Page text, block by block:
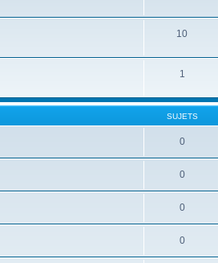
10
1
SUJETS
0
0
0
0